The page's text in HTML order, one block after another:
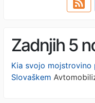
Zadnjih 5
Kia svojo mojstrovino
Slovaškem